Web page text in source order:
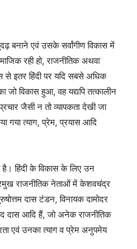
बनाने एवं उसके सर्वांगीण विकास में
रही हो, राजनीतिक अथवा
से इतर हिंदी पर यदि सबसे अधिक
जो विकास हुआ, वह यद्यपि तत्कालीन
जैसी न तो व्यापकता देखी जा
गया त्याग, प्रेम, प्रयास आदि
है। हिंदी के विकास के लिए उन
राजनीतिक नेताओं में केशवचंद्र
दास टंडन, विनायक दामोदर
दास आदि हैं, जो अनेक राजनीतिक
एवं उनका त्याग व प्रेम अनुपमेय